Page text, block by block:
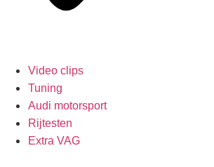
Video clips
Tuning
Audi motorsport
Rijtesten
Extra VAG